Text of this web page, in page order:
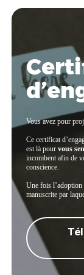
Vous avez pour
Ce certificat
est là pour vous
incombent afin de
conscience.
Une fois l’adoption
manuscrite par